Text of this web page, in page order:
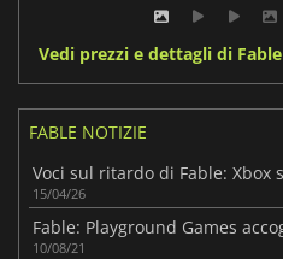
Vedi prezzi e dettagli di Fable
FABLE NOTIZIE
15/04/26
10/08/21